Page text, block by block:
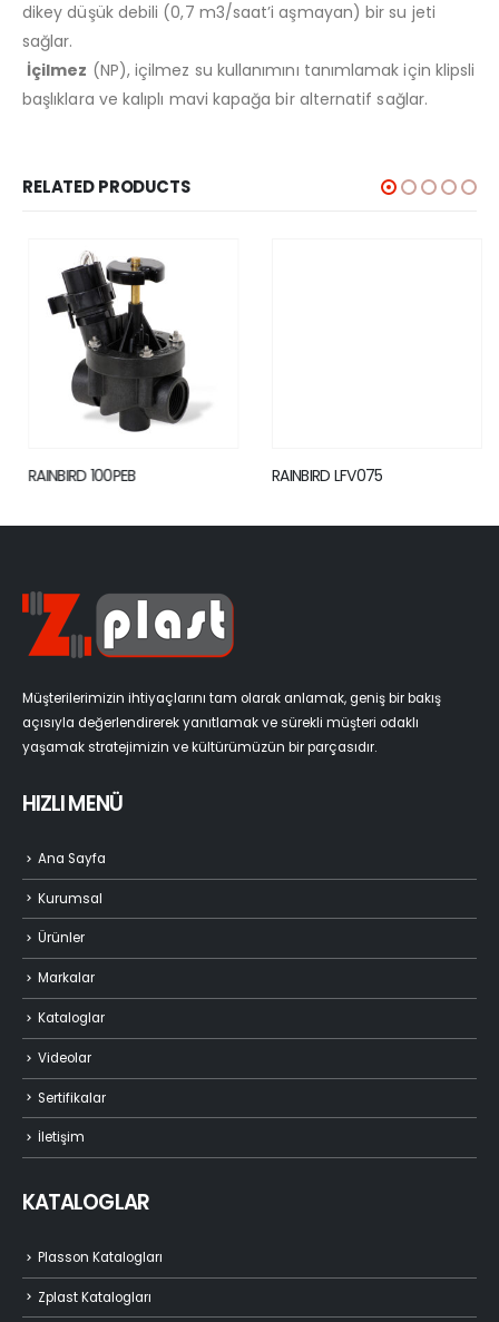
dikey düşük debili (0,7 m3/saat’i aşmayan) bir su jeti
sağlar.
İçilmez (NP), içilmez su kullanımını tanımlamak için klipsli
başlıklara ve kalıplı mavi kapağa bir alternatif sağlar.
RELATED PRODUCTS
RAINBIRD 100PEB RAINBIRD LFV075
Müşterilerimizin ihtiyaçlarını tam olarak anlamak, geniş bir bakış
açısıyla değerlendirerek yanıtlamak ve sürekli müşteri odaklı
yaşamak stratejimizin ve kültürümüzün bir parçasıdır.
HIZLI MENÜ
Ana Sayfa
Kurumsal
Ürünler
Markalar
Kataloglar
Videolar
Sertifikalar
İletişim
KATALOGLAR
Plasson Katalogları
Zplast Katalogları